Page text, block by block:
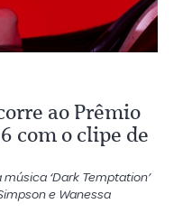
ao Prêmio
com o clipe de
‘Dark Temptation’
e Wanessa